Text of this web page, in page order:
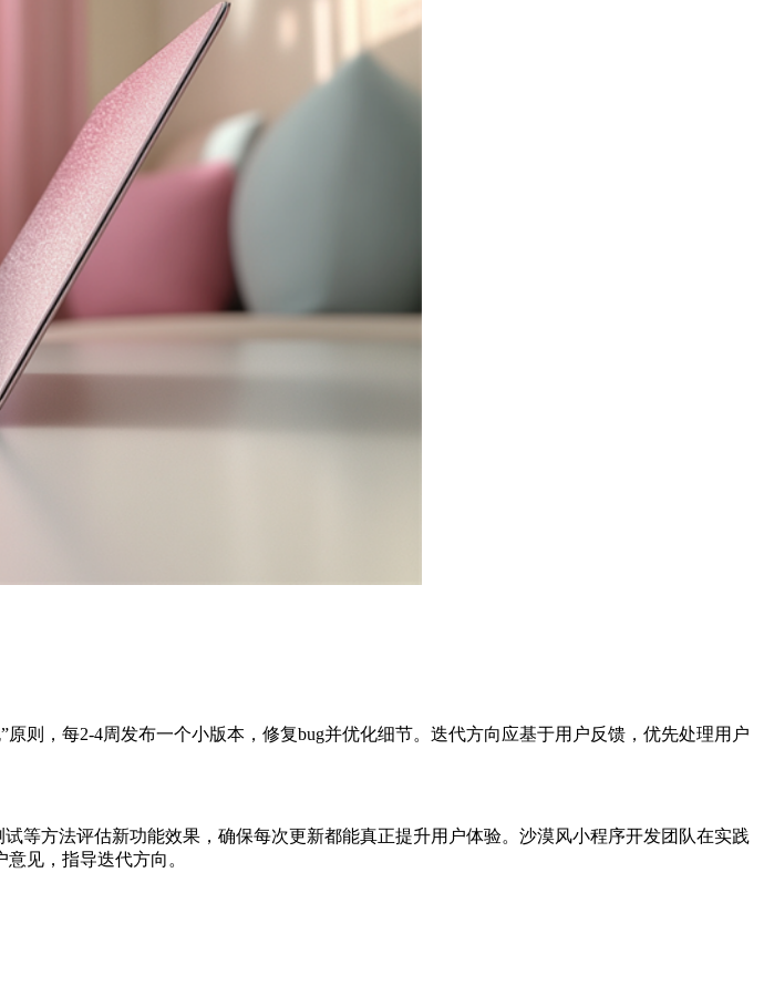
则，每2-4周发布一个小版本，修复bug并优化细节。迭代方向应基于用户反馈，优先处理用户
等方法评估新功能效果，确保每次更新都能真正提升用户体验。沙漠风小程序开发团队在实践
见，指导迭代方向。